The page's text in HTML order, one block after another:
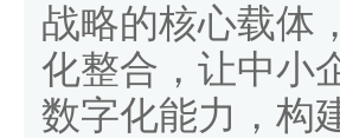
战略的核心载体
化整合，让中小
数字化能力，构